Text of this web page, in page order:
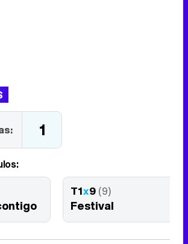
1
T1x9 (9)
Festival